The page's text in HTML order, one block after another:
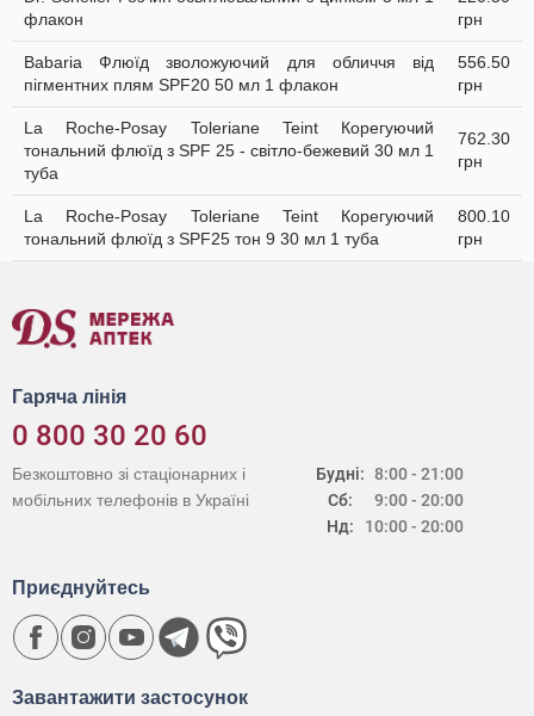
флакон
грн
Babaria Флюїд зволожуючий для обличчя від
пігментних плям SPF20 50 мл 1 флакон
556.50
грн
La Roche-Posay Toleriane Teint Корегуючий
тональний флюїд з SPF 25 - світло-бежевий 30 мл 1
туба
762.30
грн
La Roche-Posay Toleriane Teint Корегуючий
тональний флюїд з SPF25 тон 9 30 мл 1 туба
800.10
грн
Гаряча лінія
0 800 30 20 60
Будні:
Сб:
Нд:
8:00 - 21:00
9:00 - 20:00
10:00 - 20:00
Безкоштовно зі стаціонарних і
мобільних телефонів в Україні
Завантажити застосунок
Приєднуйтесь